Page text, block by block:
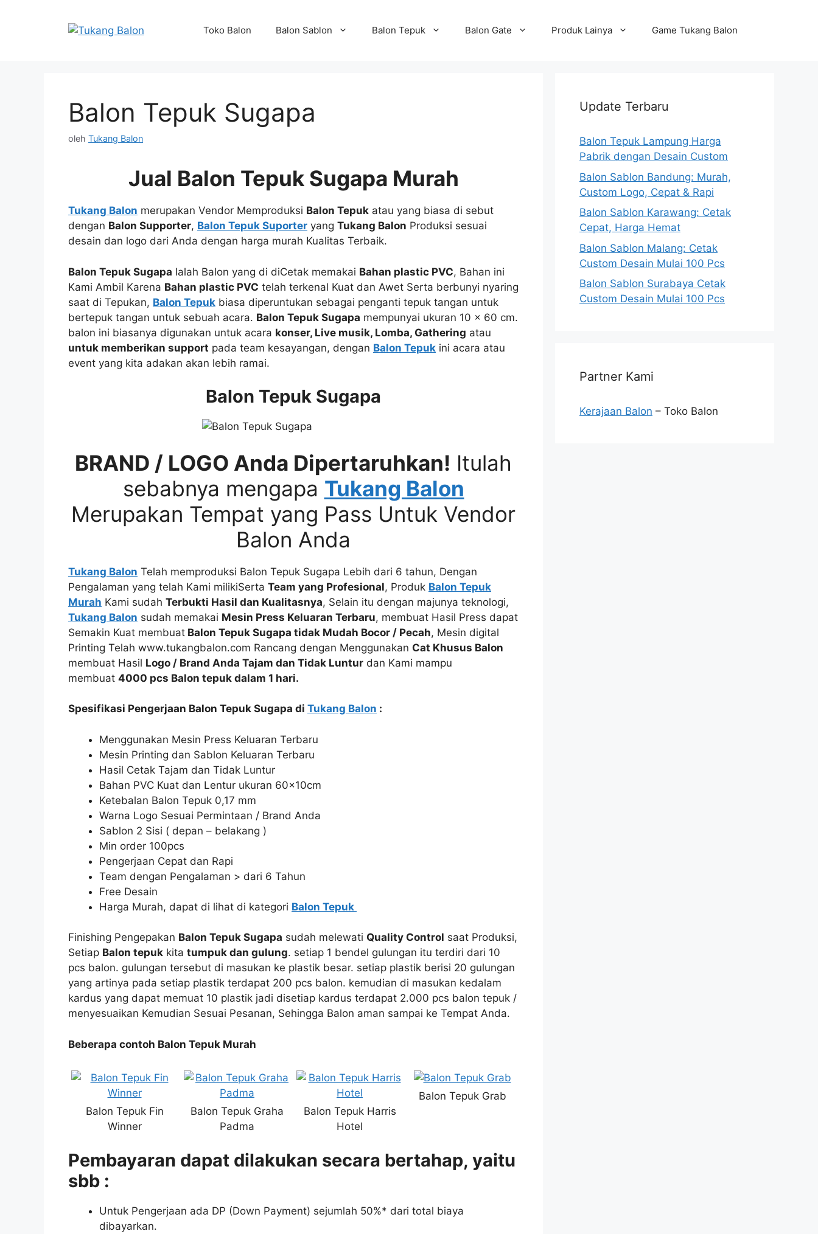
Toko Balon Balon Sablon Balon Tepuk Balon Gate Produk Lainya Game Tukang Balon
Balon Tepuk Sugapa
oleh Tukang Balon
Jual Balon Tepuk Sugapa Murah
Tukang Balon merupakan Vendor Memproduksi Balon Tepuk atau yang biasa di sebut
dengan Balon Supporter, Balon Tepuk Suporter yang Tukang Balon Produksi sesuai
desain dan logo dari Anda dengan harga murah Kualitas Terbaik.
Balon Tepuk Sugapa Ialah Balon yang di diCetak memakai Bahan plastic PVC, Bahan ini
Kami Ambil Karena Bahan plastic PVC telah terkenal Kuat dan Awet Serta berbunyi nyaring
saat di Tepukan, Balon Tepuk biasa diperuntukan sebagai penganti tepuk tangan untuk
bertepuk tangan untuk sebuah acara. Balon Tepuk Sugapa mempunyai ukuran 10 x 60 cm.
balon ini biasanya digunakan untuk acara konser, Live musik, Lomba, Gathering atau
untuk memberikan support pada team kesayangan, dengan Balon Tepuk ini acara atau
event yang kita adakan akan lebih ramai.
Balon Tepuk Sugapa
BRAND / LOGO Anda Dipertaruhkan! Itulah
sebabnya mengapa Tukang Balon
Merupakan Tempat yang Pass Untuk Vendor
Balon Anda
Tukang Balon Telah memproduksi Balon Tepuk Sugapa Lebih dari 6 tahun, Dengan
Pengalaman yang telah Kami milikiSerta Team yang Profesional, Produk Balon Tepuk
Murah Kami sudah Terbukti Hasil dan Kualitasnya, Selain itu dengan majunya teknologi,
Tukang Balon sudah memakai Mesin Press Keluaran Terbaru, membuat Hasil Press dapat
Semakin Kuat membuat Balon Tepuk Sugapa tidak Mudah Bocor / Pecah, Mesin digital
Printing Telah www.tukangbalon.com Rancang dengan Menggunakan Cat Khusus Balon
membuat Hasil Logo / Brand Anda Tajam dan Tidak Luntur dan Kami mampu
membuat 4000 pcs Balon tepuk dalam 1 hari.
Spesifikasi Pengerjaan Balon Tepuk Sugapa di Tukang Balon :
Menggunakan Mesin Press Keluaran Terbaru
Mesin Printing dan Sablon Keluaran Terbaru
Hasil Cetak Tajam dan Tidak Luntur
Bahan PVC Kuat dan Lentur ukuran 60x10cm
Ketebalan Balon Tepuk 0,17 mm
Warna Logo Sesuai Permintaan / Brand Anda
Sablon 2 Sisi ( depan – belakang )
Min order 100pcs
Pengerjaan Cepat dan Rapi
Team dengan Pengalaman > dari 6 Tahun
Free Desain
Harga Murah, dapat di lihat di kategori Balon Tepuk
Finishing Pengepakan Balon Tepuk Sugapa sudah melewati Quality Control saat Produksi,
Setiap Balon tepuk kita tumpuk dan gulung. setiap 1 bendel gulungan itu terdiri dari 10
pcs balon. gulungan tersebut di masukan ke plastik besar. setiap plastik berisi 20 gulungan
yang artinya pada setiap plastik terdapat 200 pcs balon. kemudian di masukan kedalam
kardus yang dapat memuat 10 plastik jadi disetiap kardus terdapat 2.000 pcs balon tepuk /
menyesuaikan Kemudian Sesuai Pesanan, Sehingga Balon aman sampai ke Tempat Anda.
Beberapa contoh Balon Tepuk Murah
Balon Tepuk Fin
Winner
Balon Tepuk Graha
Padma
Balon Tepuk Harris
Hotel
Balon Tepuk Grab
Pembayaran dapat dilakukan secara bertahap, yaitu
sbb :
Untuk Pengerjaan ada DP (Down Payment) sejumlah 50%* dari total biaya
dibayarkan.
Update Terbaru
Balon Tepuk Lampung Harga
Pabrik dengan Desain Custom
Balon Sablon Bandung: Murah,
Custom Logo, Cepat & Rapi
Balon Sablon Karawang: Cetak
Cepat, Harga Hemat
Balon Sablon Malang: Cetak
Custom Desain Mulai 100 Pcs
Balon Sablon Surabaya Cetak
Custom Desain Mulai 100 Pcs
Partner Kami
Kerajaan Balon – Toko Balon